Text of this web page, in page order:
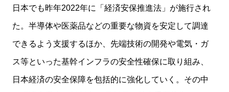
日本でも昨年2022年に「経済安保推進法」が施行され
た。半導体や医薬品などの重要な物資を安定して調達
できるよう支援するほか、先端技術の開発や電気・ガ
ス等といった基幹インフラの安全性確保に取り組み、
日本経済の安全保障を包括的に強化していく。その中